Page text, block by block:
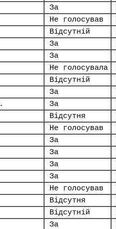
За
Не голосував
Відсутній
За
За
Не голосувала
Відсутній
За
За
Відсутня
Не голосував
За
За
За
За
Не голосував
Відсутня
Відсутній
За